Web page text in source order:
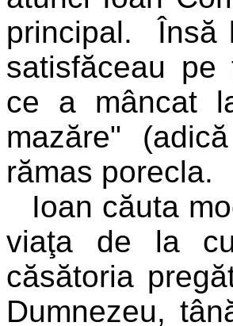
principal. Însă
satisfăceau pe
ce a mâncat
mazăre" (adică
rămas porecla.
Ioan căuta
viaţa de la
căsătoria
Dumnezeu,